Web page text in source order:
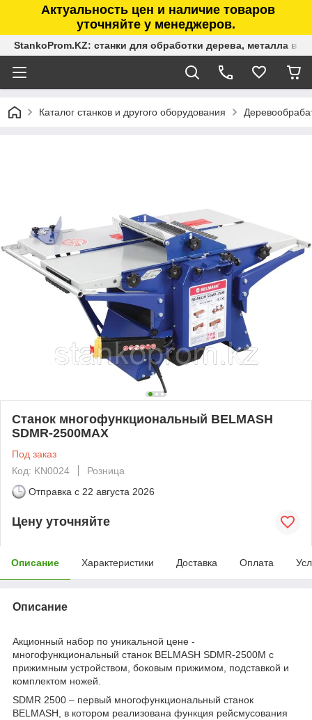
Актуальность цен и наличие товаров
уточняйте у менеджеров.
StankoProm.KZ: станки для обработки дерева, металла в
Каталог станков и другого оборудования
Станок многофункциональный BELMASH
SDMR-2500MAX
Под заказ
Код: KN0024
Розница
Отправка с 22 августа 2026
Цену уточняйте
Описание Характеристики Доставка Оплата
Описание
Акционный набор по уникальной цене -
многофункциональный станок BELMASH SDMR-2500M с
прижимным устройством, боковым прижимом, подставкой и
комплектом ножей.
SDMR 2500 – первый многофункциональный станок
BELMASH, в котором реализована функция рейсмусования